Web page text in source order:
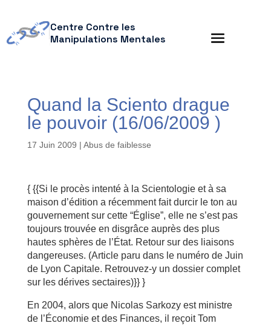
Centre Contre les
Manipulations Mentales
Quand la Sciento drague
le pouvoir (16/06/2009 )
17 Juin 2009 | Abus de faiblesse
{ {{Si le procès intenté à la Scientologie et à sa
maison d’édition a récemment fait durcir le ton au
gouvernement sur cette “Église”, elle ne s’est pas
toujours trouvée en disgrâce auprès des plus
hautes sphères de l’État. Retour sur des liaisons
dangereuses. (Article paru dans le numéro de Juin
de Lyon Capitale. Retrouvez-y un dossier complet
sur les dérives sectaires)}} }
En 2004, alors que Nicolas Sarkozy est ministre
de l’Économie et des Finances, il reçoit Tom